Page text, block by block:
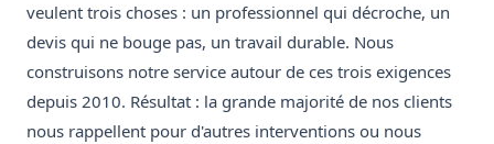
veulent trois choses : un professionnel qui décroche, un
devis qui ne bouge pas, un travail durable. Nous
construisons notre service autour de ces trois exigences
depuis 2010. Résultat : la grande majorité de nos clients
nous rappellent pour d'autres interventions ou nous